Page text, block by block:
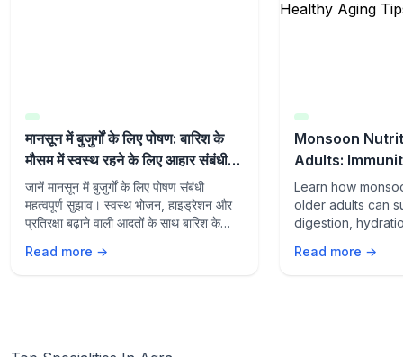
मानसून में बुजुर्गों के लिए पोषण: बारिश के
मौसम में स्वस्थ रहने के लिए आहार संबंधी
सुझाव
जानें मानसून में बुजुर्गों के लिए पोषण संबंधी
महत्वपूर्ण सुझाव। स्वस्थ भोजन, हाइड्रेशन और
प्रतिरक्षा बढ़ाने वाली आदतों के साथ बारिश के
Read more →
Monsoon
Adults:
and Healthy
Learn how
older adults can
digestion,
lifestyle habits
Read more →